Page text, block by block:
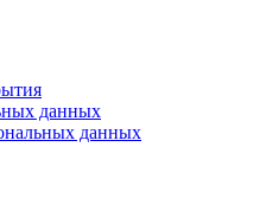
данных
данных